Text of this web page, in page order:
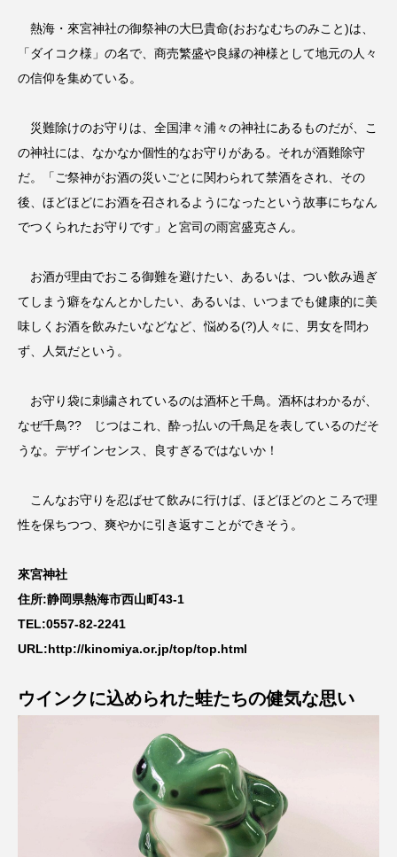
熱海・來宮神社の御祭神の大巳貴命(おおなむちのみこと)は、
「ダイコク様」の名で、商売繁盛や良縁の神様として地元の人々
の信仰を集めている。
災難除けのお守りは、全国津々浦々の神社にあるものだが、こ
の神社には、なかなか個性的なお守りがある。それが酒難除守
だ。「ご祭神がお酒の災いごとに関わられて禁酒をされ、その
後、ほどほどにお酒を召されるようになったという故事にちなん
でつくられたお守りです」と宮司の雨宮盛克さん。
お酒が理由でおこる御難を避けたい、あるいは、つい飲み過ぎ
てしまう癖をなんとかしたい、あるいは、いつまでも健康的に美
味しくお酒を飲みたいなどなど、悩める(?)人々に、男女を問わ
ず、人気だという。
お守り袋に刺繍されているのは酒杯と千鳥。酒杯はわかるが、
なぜ千鳥?? じつはこれ、酔っ払いの千鳥足を表しているのだそ
うな。デザインセンス、良すぎるではないか！
こんなお守りを忍ばせて飲みに行けば、ほどほどのところで理
性を保ちつつ、爽やかに引き返すことができそう。
來宮神社
住所:静岡県熱海市西山町43-1
TEL:0557-82-2241
URL:http://kinomiya.or.jp/top/top.html
ウインクに込められた蛙たちの健気な思い